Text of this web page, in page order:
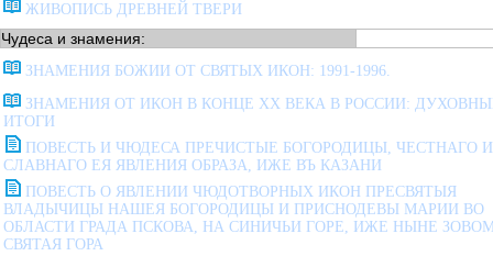
ЖИВОПИСЬ ДРЕВНЕЙ ТВЕРИ
Чудеса и знамения:
ЗНАМЕНИЯ БОЖИИ ОТ СВЯТЫХ ИКОН: 1991-1996.
ЗНАМЕНИЯ ОТ ИКОН В КОНЦЕ ХХ ВЕКА В РОССИИ:
ИТОГИ
ПОВЕСТЬ И ЧЮДЕСА ПРЕЧИСТЫЕ БОГОРОДИЦЫ, ЧЕСТНАГО И
СЛАВНАГО ЕЯ ЯВЛЕНИЯ ОБРАЗА, ИЖЕ ВЪ КАЗАНИ
ПОВЕСТЬ О ЯВЛЕНИИ ЧЮДОТВОРНЫХ ИКОН ПРЕСВЯТЫЯ
ВЛАДЫЧИЦЫ НАШЕЯ БОГОРОДИЦЫ И ПРИСНОДЕВЫ МАРИИ ВО
ОБЛАСТИ ГРАДА ПСКОВА, НА СИНИЧЬИ ГОРЕ, ИЖЕ НЫНЕ
СВЯТАЯ ГОРА